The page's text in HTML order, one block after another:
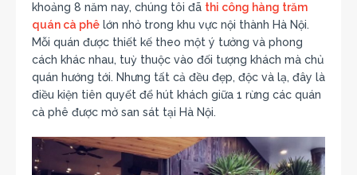
khoảng 8 năm nay, chúng tôi đã thi công hàng trăm
quán cà phê lớn nhỏ trong khu vực nội thành Hà Nội.
Mỗi quán được thiết kế theo một ý tưởng và phong
cách khác nhau, tuỳ thuộc vào đối tượng khách mà chủ
quán hướng tới. Nhưng tất cả đều đẹp, độc và lạ, đây là
điều kiện tiên quyết để hút khách giữa 1 rừng các quán
cà phê được mở san sát tại Hà Nội.